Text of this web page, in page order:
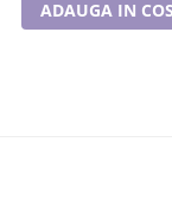
ADAUGA IN COS